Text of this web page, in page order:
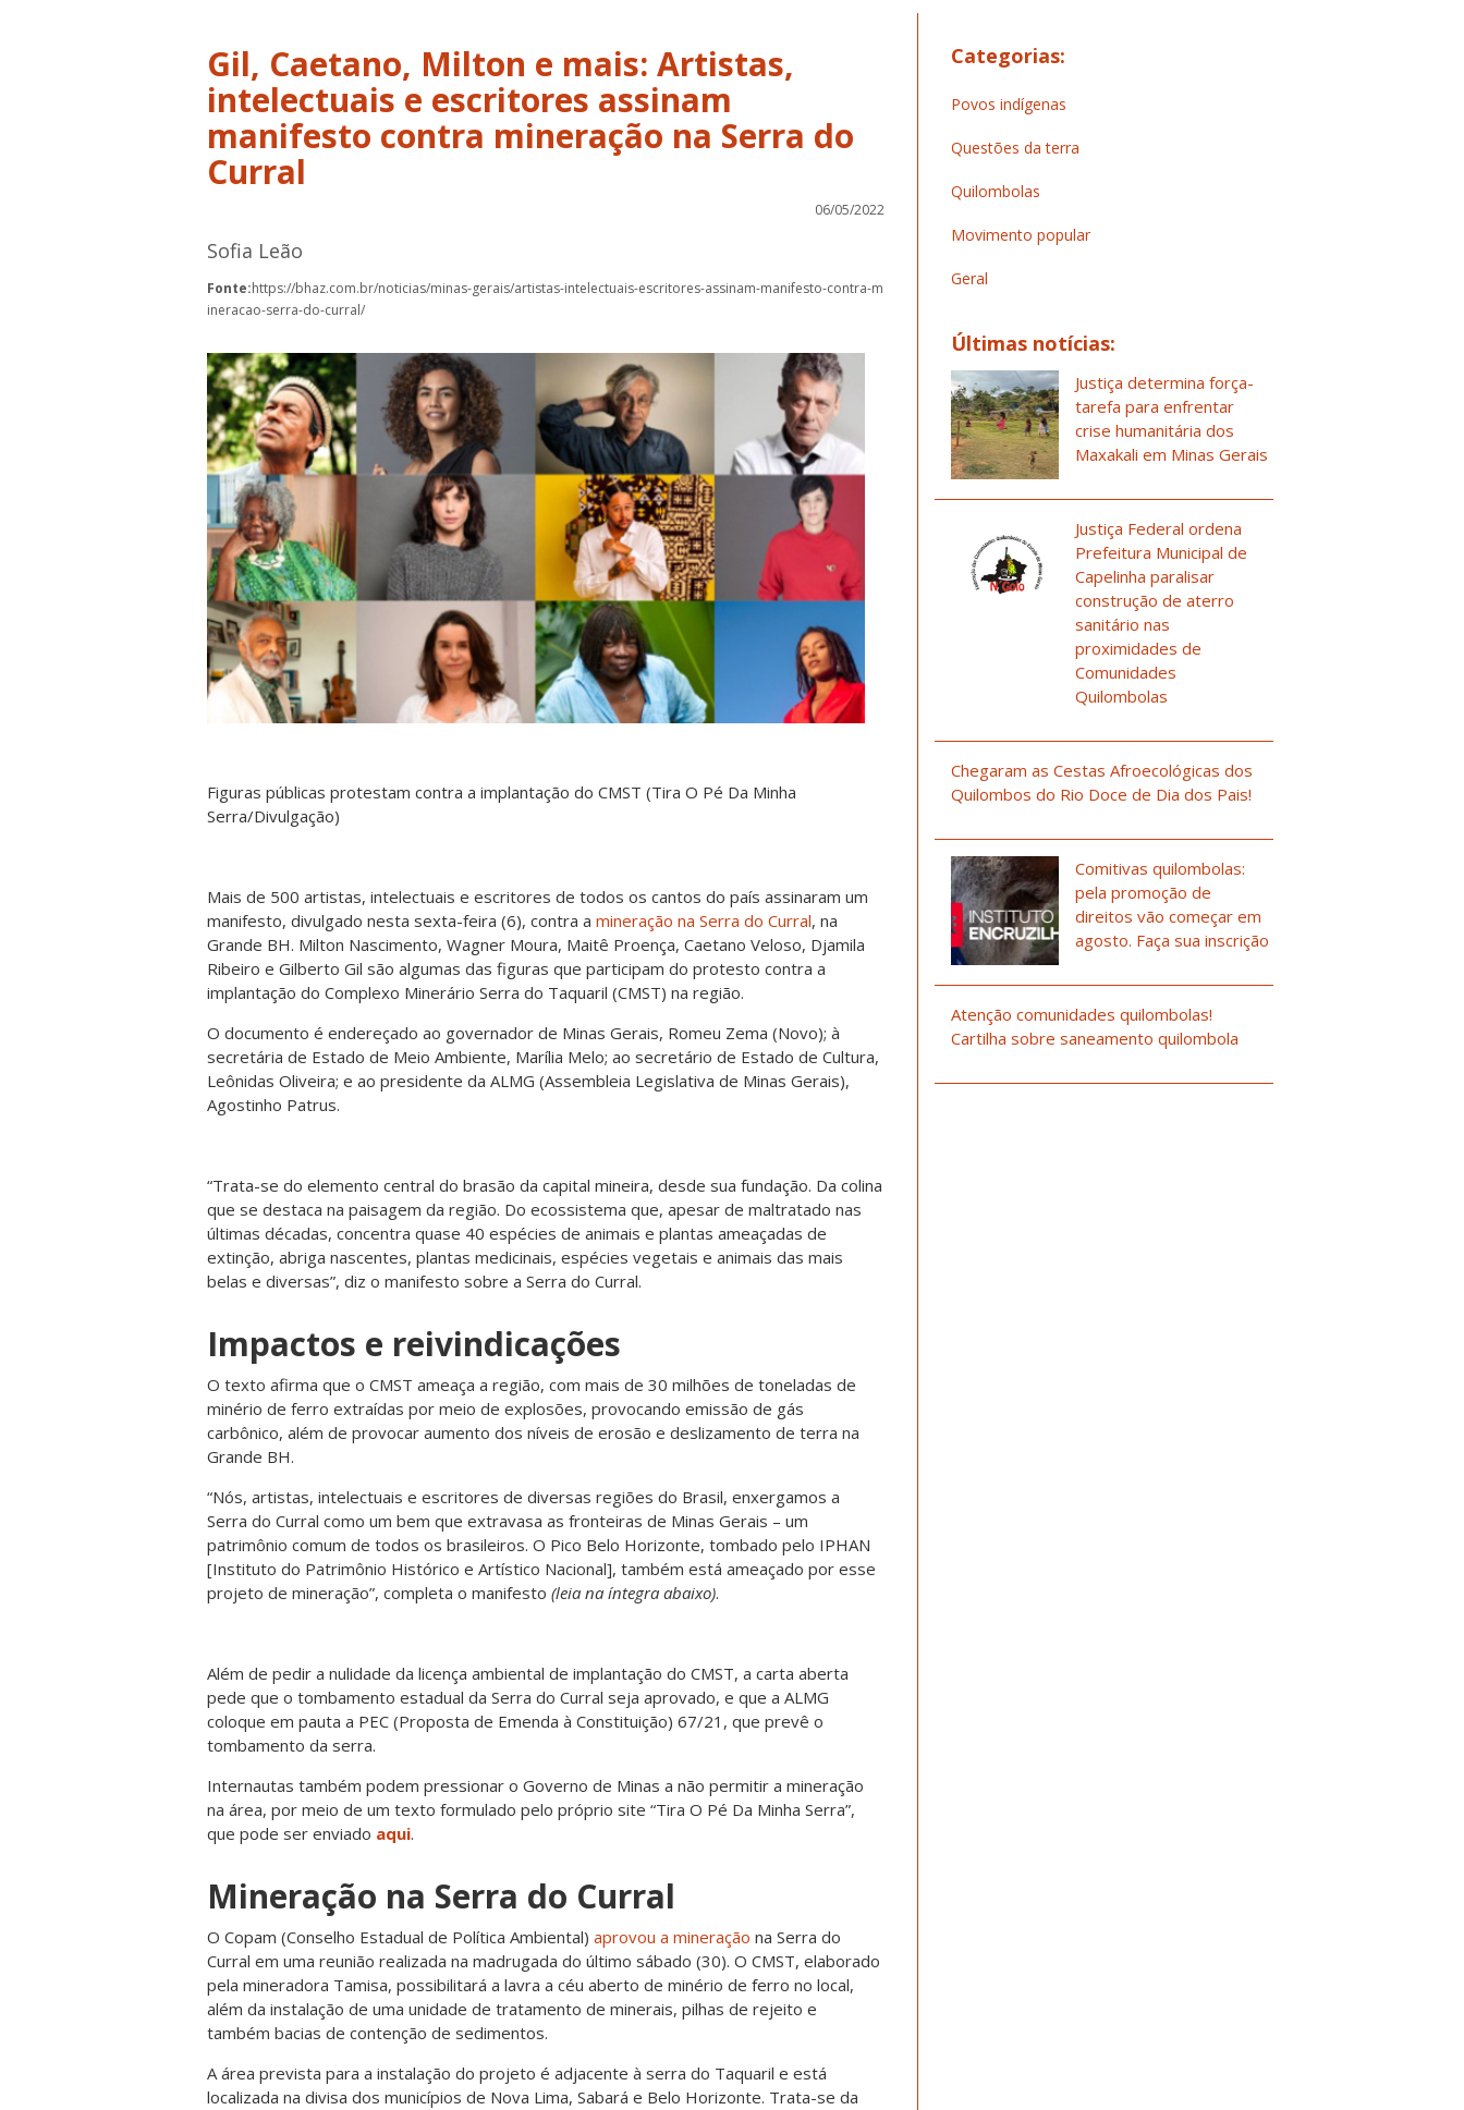
Gil, Caetano, Milton e mais: Artistas,
intelectuais e escritores assinam
manifesto contra mineração na Serra do
Curral
06/05/2022
Sofia Leão
Fonte:https://bhaz.com.br/noticias/minas-gerais/artistas-intelectuais-escritores-assinam-manifesto-contra-m
ineracao-serra-do-curral/
Figuras públicas protestam contra a implantação do CMST (Tira O Pé Da Minha
Serra/Divulgação)
Mais de 500 artistas, intelectuais e escritores de todos os cantos do país assinaram um
manifesto, divulgado nesta sexta-feira (6), contra a mineração na Serra do Curral, na
Grande BH. Milton Nascimento, Wagner Moura, Maitê Proença, Caetano Veloso, Djamila
Ribeiro e Gilberto Gil são algumas das figuras que participam do protesto contra a
implantação do Complexo Minerário Serra do Taquaril (CMST) na região.
O documento é endereçado ao governador de Minas Gerais, Romeu Zema (Novo); à
secretária de Estado de Meio Ambiente, Marília Melo; ao secretário de Estado de Cultura,
Leônidas Oliveira; e ao presidente da ALMG (Assembleia Legislativa de Minas Gerais),
Agostinho Patrus.
“Trata-se do elemento central do brasão da capital mineira, desde sua fundação. Da colina
que se destaca na paisagem da região. Do ecossistema que, apesar de maltratado nas
últimas décadas, concentra quase 40 espécies de animais e plantas ameaçadas de
extinção, abriga nascentes, plantas medicinais, espécies vegetais e animais das mais
belas e diversas”, diz o manifesto sobre a Serra do Curral.
Impactos e reivindicações
O texto afirma que o CMST ameaça a região, com mais de 30 milhões de toneladas de
minério de ferro extraídas por meio de explosões, provocando emissão de gás
carbônico, além de provocar aumento dos níveis de erosão e deslizamento de terra na
Grande BH.
“Nós, artistas, intelectuais e escritores de diversas regiões do Brasil, enxergamos a
Serra do Curral como um bem que extravasa as fronteiras de Minas Gerais – um
patrimônio comum de todos os brasileiros. O Pico Belo Horizonte, tombado pelo IPHAN
[Instituto do Patrimônio Histórico e Artístico Nacional], também está ameaçado por esse
projeto de mineração”, completa o manifesto (leia na íntegra abaixo).
Além de pedir a nulidade da licença ambiental de implantação do CMST, a carta aberta
pede que o tombamento estadual da Serra do Curral seja aprovado, e que a ALMG
coloque em pauta a PEC (Proposta de Emenda à Constituição) 67/21, que prevê o
tombamento da serra.
Internautas também podem pressionar o Governo de Minas a não permitir a mineração
na área, por meio de um texto formulado pelo próprio site “Tira O Pé Da Minha Serra”,
que pode ser enviado aqui.
Mineração na Serra do Curral
O Copam (Conselho Estadual de Política Ambiental) aprovou a mineração na Serra do
Curral em uma reunião realizada na madrugada do último sábado (30). O CMST, elaborado
pela mineradora Tamisa, possibilitará a lavra a céu aberto de minério de ferro no local,
além da instalação de uma unidade de tratamento de minerais, pilhas de rejeito e
também bacias de contenção de sedimentos.
A área prevista para a instalação do projeto é adjacente à serra do Taquaril e está
localizada na divisa dos municípios de Nova Lima, Sabará e Belo Horizonte. Trata-se da
Categorias:
Povos indígenas
Questões da terra
Quilombolas
Movimento popular
Geral
Últimas notícias:
Justiça determina força-
tarefa para enfrentar
crise humanitária dos
Maxakali em Minas Gerais
Justiça Federal ordena
Prefeitura Municipal de
Capelinha paralisar
construção de aterro
sanitário nas
proximidades de
Comunidades
Quilombolas
Chegaram as Cestas Afroecológicas dos
Quilombos do Rio Doce de Dia dos Pais!
Comitivas quilombolas:
pela promoção de
direitos vão começar em
agosto. Faça sua inscrição
Atenção comunidades quilombolas!
Cartilha sobre saneamento quilombola